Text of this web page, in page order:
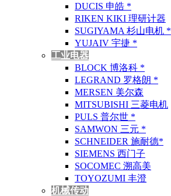
DUCIS 申皓 *
RIKEN KIKI 理研计器
SUGIYAMA 杉山电机 *
YUJAIV 宇捷 *
工业电器
BLOCK 博洛科 *
LEGRAND 罗格朗 *
MERSEN 美尔森
MITSUBISHI 三菱电机
PULS 普尔世 *
SAMWON 三元 *
SCHNEIDER 施耐德*
SIEMENS 西门子
SOCOMEC 溯高美
TOYOZUMI 丰澄
机械传动